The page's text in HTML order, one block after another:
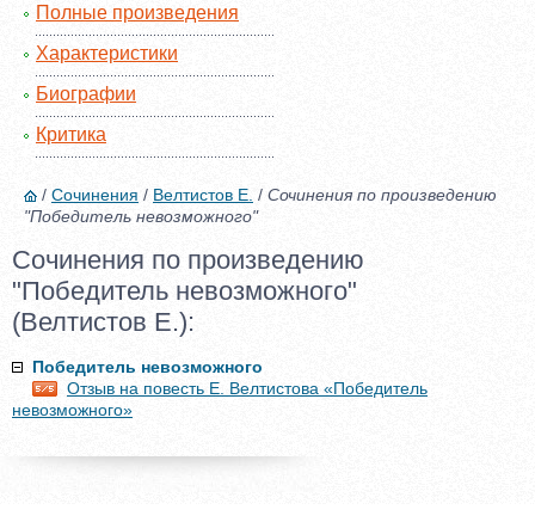
Полные произведения
Характеристики
Биографии
Критика
/ Сочинения / Велтистов Е. / Сочинения по произведению
"Победитель невозможного"
Сочинения по произведению
"Победитель невозможного"
(Велтистов Е.):
Победитель невозможного
Отзыв на повесть Е. Велтистова «Победитель
невозможного»